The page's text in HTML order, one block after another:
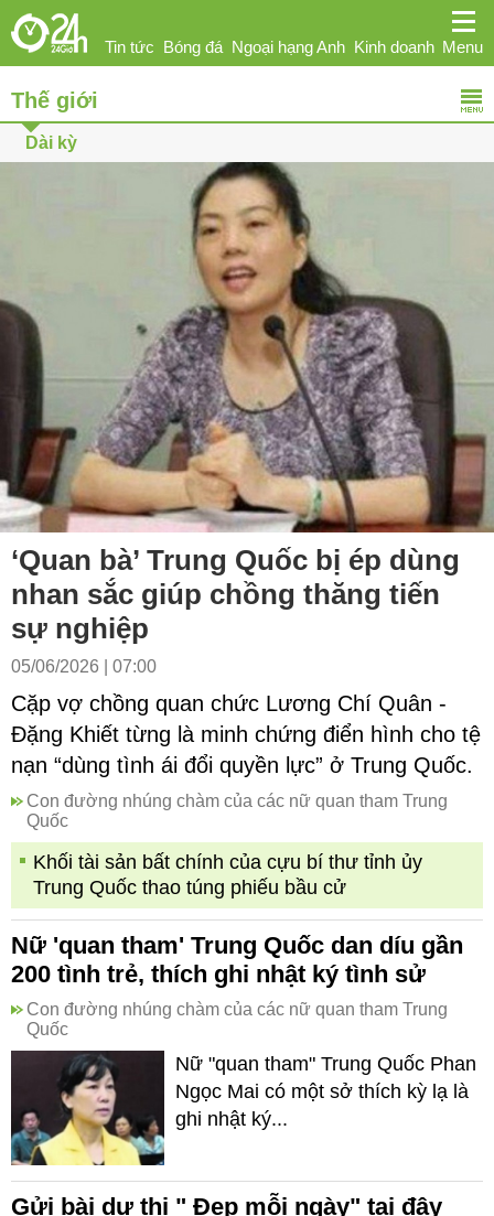
Menu
Tin tức Bóng đá Ngoại hạng Anh Kinh doanh
Phái đẹp
Thế giới
Dài kỳ
‘Quan bà’ Trung Quốc bị ép dùng
nhan sắc giúp chồng thăng tiến
sự nghiệp
05/06/2026 | 07:00
Cặp vợ chồng quan chức Lương Chí Quân -
Đặng Khiết từng là minh chứng điển hình cho tệ
nạn “dùng tình ái đổi quyền lực” ở Trung Quốc.
Con đường nhúng chàm của các nữ quan tham Trung
Quốc
Khối tài sản bất chính của cựu bí thư tỉnh ủy
Trung Quốc thao túng phiếu bầu cử
Nữ 'quan tham' Trung Quốc dan díu gần
200 tình trẻ, thích ghi nhật ký tình sử
Con đường nhúng chàm của các nữ quan tham Trung
Quốc
Nữ "quan tham" Trung Quốc Phan
Ngọc Mai có một sở thích kỳ lạ là
ghi nhật ký...
Gửi bài dự thi " Đẹp mỗi ngày" tại đây